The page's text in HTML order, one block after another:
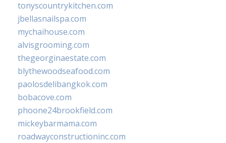
tonyscountrykitchen.com
jbellasnailspa.com
mychaihouse.com
alvisgrooming.com
thegeorginaestate.com
blythewoodseafood.com
paolosdelibangkok.com
bobacove.com
phoone24brookfield.com
mickeybarmama.com
roadwayconstructioninc.com